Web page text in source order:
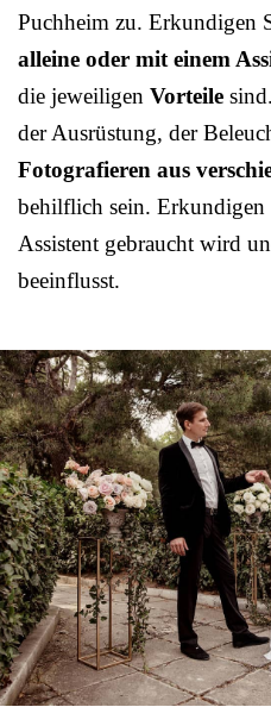
Puchheim zu. Erkundigen
alleine oder mit einem
die jeweiligen Vorteile
der Ausrüstung, der
Fotografieren aus
behilflich sein.
Assistent gebraucht wird
beeinflusst.